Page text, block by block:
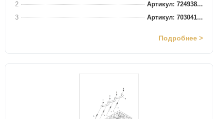
2
Артикул: 724938...
3
Артикул: 703041...
Подробнее >